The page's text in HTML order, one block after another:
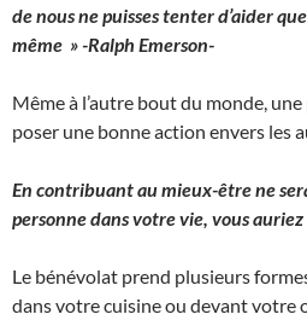
de nous ne puisses tenter d’aider
même » -Ralph Emerson-
Même à l’autre bout du monde,
poser une bonne action envers les
En contribuant au mieux-être ne
personne dans votre vie, vous
Le bénévolat prend plusieurs
dans votre cuisine ou devant votre